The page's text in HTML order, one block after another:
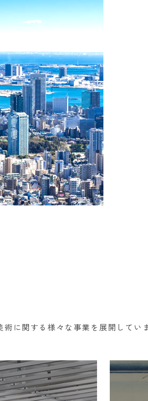
に関する様々な事業を展開してい